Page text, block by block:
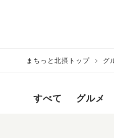
まちっと北摂トップ グ
すべて グルメ